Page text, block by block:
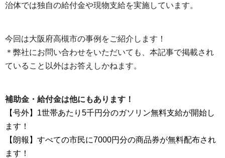
治体では独自の給付金や現物支給を実施しています。
今回は大阪府高槻市の事例をご紹介します！
＊弊社にお問い合わせをいただいても、本記事で掲載され
ていること以外はお答えしかねます。
補助金・給付金は他にもあります！
【号外】1世帯あたり5千円分のガソリン無料支給が開始し
ます！
【朗報】すべての市民に7000円分の商品券が無料配布され
ます！